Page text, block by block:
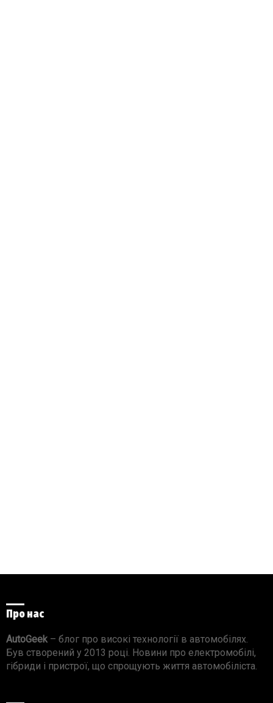
Про нас
AutoGeek– блог про високі технології в автомобілях.
Був створений у 2013 році. Новини про електромобілі,
гібриди і пристрої, що спрощують життя автомобіліста.